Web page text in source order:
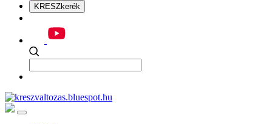
KRESZkerék